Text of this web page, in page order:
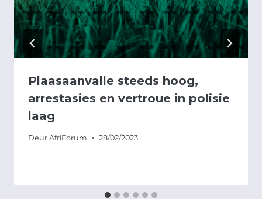
Plaasaanvalle steeds hoog,
arrestasies en vertroue in polisie
laag
Deur AfriForum 28/02/2023